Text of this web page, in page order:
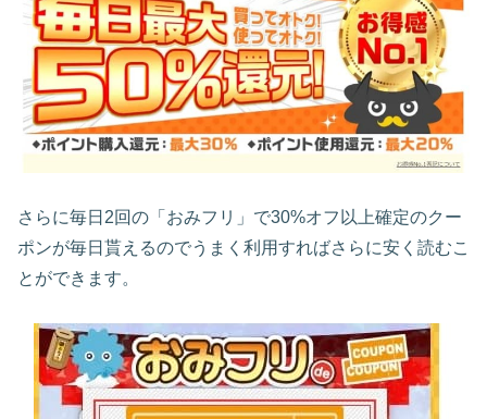
さらに毎日2回の「おみフリ」で30%オフ以上確定のクー
ポンが毎日貰えるのでうまく利用すればさらに安く読むこ
とができます。